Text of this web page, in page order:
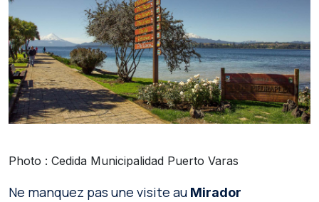
Photo : Cedida Municipalidad Puerto Varas
Ne manquez pas une visite au Mirador